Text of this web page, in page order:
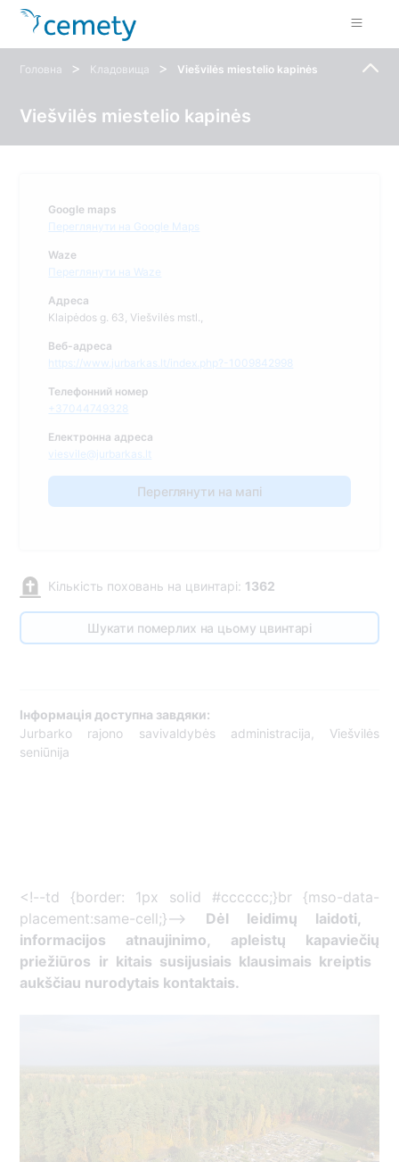
Головна > Кладовища > Viešvilės miestelio kapinės
Viešvilės miestelio kapinės
Google maps
Переглянути на Google Maps
Waze
Переглянути на Waze
Адреса
Klaipėdos g. 63, Viešvilės mstl.,
Веб-адреса
https://www.jurbarkas.lt/index.php?-1009842998
Телефонний номер
+37044749328
Електронна адреса
viesvile@jurbarkas.lt
Переглянути на мапі
Кількість поховань на цвинтарі: 1362
Шукати померлих на цьому цвинтарі
Інформація доступна завдяки:
Jurbarko rajono savivaldybės administracija, Viešvilės
seniūnija
<!--td {border: 1px solid #cccccc;}br {mso-data-
placement:same-cell;}--> Dėl leidimų laidoti, ​
informacijos atnaujinimo, apleistų kapaviečių
priežiūros ir kitais susijusiais klausimais kreiptis ​
aukščiau nurodytais kontaktais.